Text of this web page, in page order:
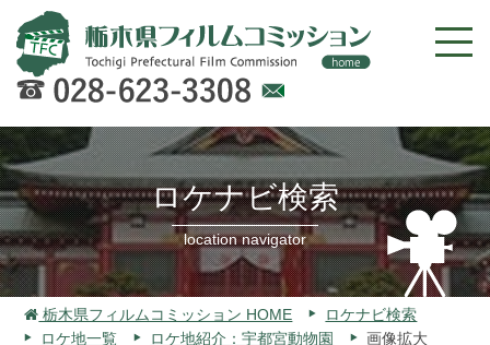
での
お問
い合
わせ
ロケナビ検索
location navigator
栃木県フィルムコミッション HOME
ロケナビ検索
ロケ地一覧
ロケ地紹介：宇都宮動物園 画像拡大